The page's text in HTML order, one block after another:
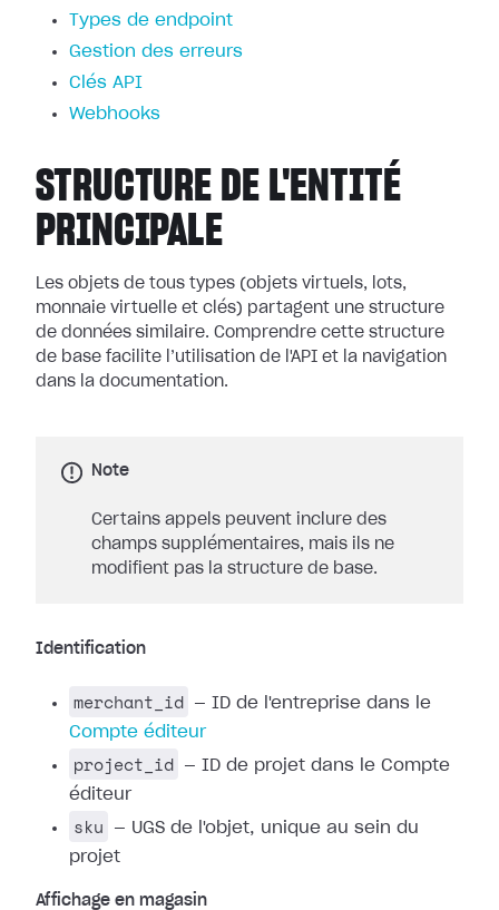
Types de endpoint
Gestion des erreurs
Clés API
Webhooks
STRUCTURE DE L'ENTITÉ
PRINCIPALE
Les objets de tous types (objets virtuels, lots,
monnaie virtuelle et clés) partagent une structure
de données similaire. Comprendre cette structure
de base facilite l’utilisation de l'API et la navigation
dans la documentation.
Note
Certains appels peuvent inclure des
champs supplémentaires, mais ils ne
modifient pas la structure de base.
Identification
merchant_id
— ID de l'entreprise dans le
Compte éditeur
project_id
— ID de projet dans le Compte
éditeur
sku
— UGS de l'objet, unique au sein du
projet
Affichage en magasin